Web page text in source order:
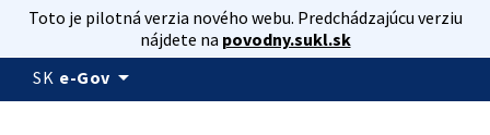
Toto je pilotná verzia nového webu. Predchádzajúcu verziu
nájdete na povodny.sukl.sk
SK e-Gov arrow_drop_down